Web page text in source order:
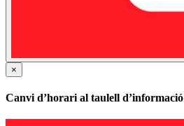
×
Canvi d’horari al taulell d’informació